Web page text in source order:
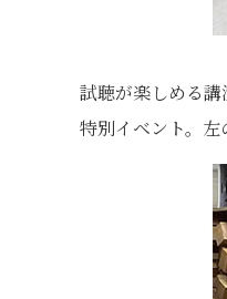
試聴が楽しめる
特別イベント。